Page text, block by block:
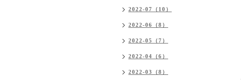
2022-07（10）
2022-06（8）
2022-05（7）
2022-04（6）
2022-03（8）